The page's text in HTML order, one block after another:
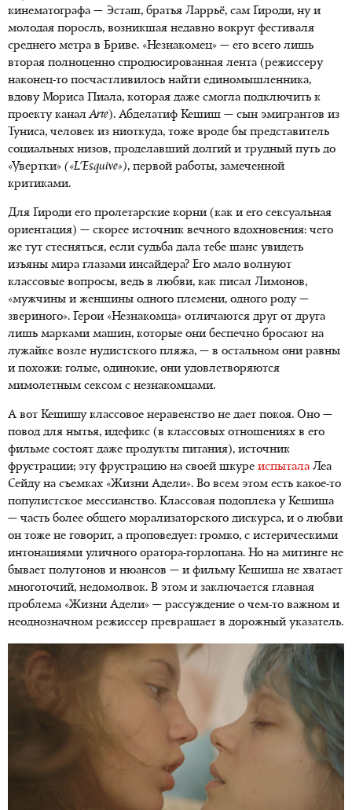
кинематографа — Эсташ, братья Ларрьё, сам Гироди, ну и
молодая поросль, возникшая недавно вокруг фестиваля
среднего метра в Бриве. «Незнакомец» — его всего лишь
вторая полноценно спродюсированная лента (режиссеру
наконец-то посчастливилось найти единомышленника,
вдову Мориса Пиала, которая даже смогла подключить к
проекту каналArte). Абделатиф Кешиш — сын эмигрантов из
Туниса, человек из ниоткуда, тоже вроде бы представитель
социальных низов, проделавший долгий и трудный путь до
«Увертки» («L'Esquive»), первой работы, замеченной
критиками.
Для Гироди его пролетарские корни (как и его сексуальная
ориентация) — скорее источник вечного вдохновения: чего
же тут стесняться, если судьба дала тебе шанс увидеть
изъяны мира глазами инсайдера? Его мало волнуют
классовые вопросы, ведь в любви, как писал Лимонов,
«мужчины и женщины одного племени, одного роду —
звериного». Герои «Незнакомца» отличаются друг от друга
лишь марками машин, которые они беспечно бросают на
лужайке возле нудистского пляжа, — в остальном они равны
и похожи: голые, одинокие, они удовлетворяются
мимолетным сексом с незнакомцами.
А вот Кешишу классовое неравенство не дает покоя. Оно —
повод для нытья, идефикс (в классовых отношениях в его
фильме состоят даже продукты питания), источник
фрустрации; эту фрустрацию на своей шкуре испытала Леа
Сейду на съемках «Жизни Адели». Во всем этом есть какое-то
популистское мессианство. Классовая подоплека у Кешиша
— часть более общего морализаторского дискурса, и о любви
он тоже не говорит, а проповедует: громко, с истерическими
интонациями уличного оратора-горлопана. Но на митинге не
бывает полутонов и нюансов — и фильму Кешиша не хватает
многоточий, недомолвок. В этом и заключается главная
проблема «Жизни Адели» — рассуждение о чем-то важном и
неоднозначном режиссер превращает в дорожный указатель.